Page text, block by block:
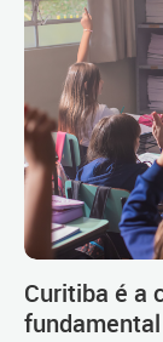
Curitiba é a